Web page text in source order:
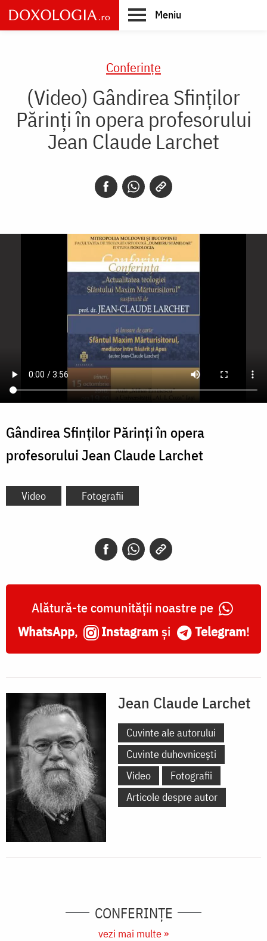
Skip
to
main
Meniu
Conferințe
(Video) Gândirea Sfinților
Părinți în opera profesorului
Jean Claude Larchet
Gândirea Sfinților Părinți în opera
profesorului Jean Claude Larchet
Video Fotografii
Alătură-te comunității noastre pe
WhatsApp, Instagram și Telegram!
Jean Claude Larchet
Cuvinte ale autorului
Cuvinte duhovnicești
Video
Fotografii
Articole despre autor
CONFERINȚE
vezi mai multe »